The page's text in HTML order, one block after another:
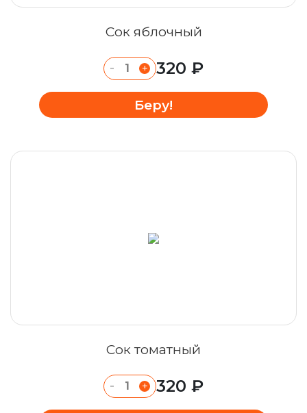
Сок яблочный
- + 320 ₽
Беру!
Сок томатный
- + 320 ₽